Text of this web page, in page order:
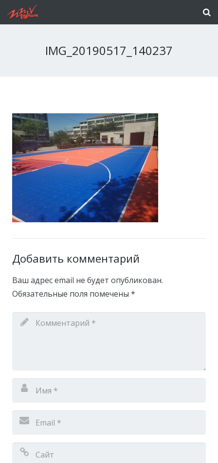
IMG_20190517_140237
Добавить комментарий
Ваш адрес email не будет опубликован.
Обязательные поля помечены *